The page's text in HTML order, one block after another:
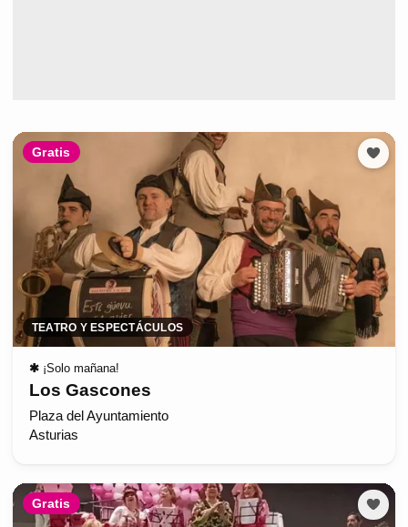
Gratis
TEATRO Y ESPECTÁCULOS
✱ ¡Solo mañana!
Los Gascones
Plaza del Ayuntamiento
Asturias
Gratis